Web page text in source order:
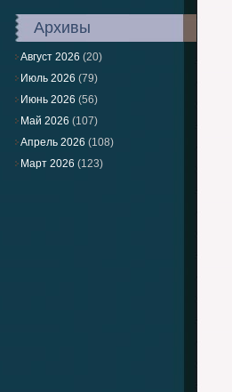
Архивы
Август 2026 (20)
Июль 2026 (79)
Июнь 2026 (56)
Май 2026 (107)
Апрель 2026 (108)
Март 2026 (123)